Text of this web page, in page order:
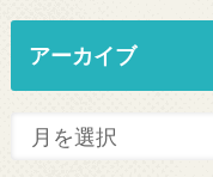
アーカイブ